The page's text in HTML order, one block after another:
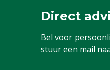
Direct
Bel voor
stuur een mail